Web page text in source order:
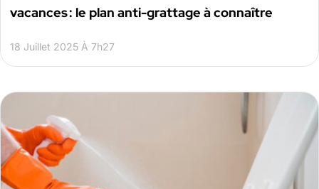
vacances : le plan anti-grattage à connaître
18 Juillet 2025 À 7h27